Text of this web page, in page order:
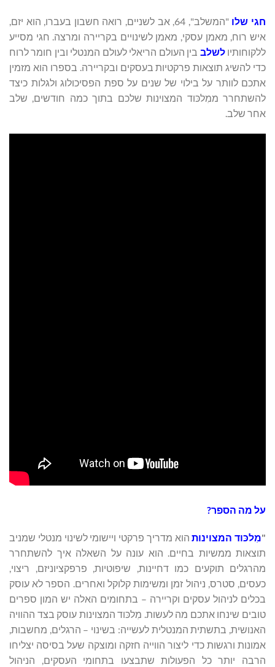
חגי שלו
"המשלב", 64, אב לשניים, רואה חשבון בעברו, הוא יזם,
איש רוח, מאמן עסקי, מאמן לשינויים בקריירה ומרצה. חגי מסייע
ללקוחותיולשלב בין העולם הריאלי לעולם המנטלי ובין חומר לרוח
כדי להשיג תוצאות פרקטיות בעסקים ובקריירה. בספרו הוא מזמין
אתכם לוותר על בילוי של שנים על ספת הפסיכולוג ולגלות כיצד
להשתחרר ממִלכּוד המצוינות שלכם בתוך כמה חודשים, שלב
אחר שלב.
על מה הספר?
"מִלכּוד המצוינותהוא מדריך פרקטי ויישומי לשינוי מנטלי שמניב
תוצאות ממשיות בחיים. הוא עונה על השאלה איך להשתחרר
מהרגלים תוקעים כמו דחיינות, שיפוטיות, פרפקציוניזם, ריצוי,
כעסים, סטרס, ניהול זמן ומשימות קלוקל ואחרים. הספר לא עוסק
בכלים לניהול עסקים וקריירה – בתחומים האלה יש המון ספרים
טובים שינחו אתכם מה לעשות. מִלכּוד המצוינות עוסק בצד ההוויה
האנושית, בתשתית המנטלית לעשייה: בשינוי – הרגלים, מחשבות,
אמונות ורגשות כדי ליצור הווייה חזקה ומוצקה שעל בסיסה יצליחו
הרבה יותר כל הפעולות שתבצעו בתחומי העסקים, הניהול